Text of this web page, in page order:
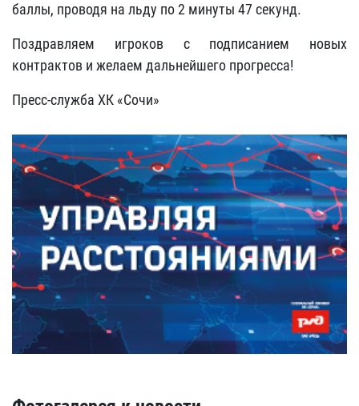
баллы, проводя на льду по 2 минуты 47 секунд.
Поздравляем игроков с подписанием новых
контрактов и желаем дальнейшего прогресса!
Пресс-служба ХК «Сочи»